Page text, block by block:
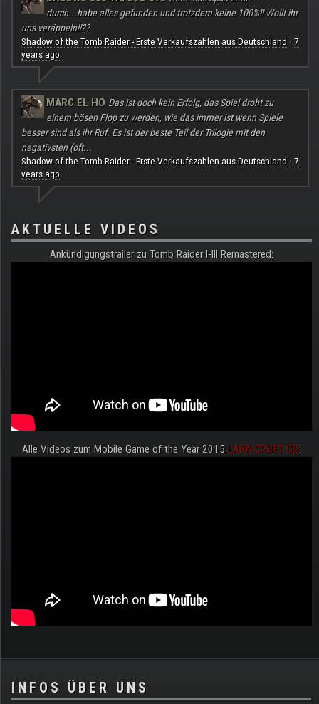
durch...habe alles gefunden und trotzdem keine 100%!! Wollt ihr
uns veräppeln!!??
Shadow of the Tomb Raider - Erste Verkaufszahlen aus Deutschland · 7
years ago
MARC EL HO Das ist doch kein Erfolg, das Spiel droht zu
einem bösen Flop zu werden, wie das immer ist wenn Spiele
besser sind als ihr Ruf. Es ist der beste Teil der Trilogie mit den
negativsten (oft...
Shadow of the Tomb Raider - Erste Verkaufszahlen aus Deutschland · 7
years ago
AKTUELLE VIDEOS
Ankündigungstrailer zu Tomb Raider I-III Remastered:
Alle Videos zum Mobile Game of the Year 2015 LARA CROFT GO:
.
INFOS ÜBER UNS